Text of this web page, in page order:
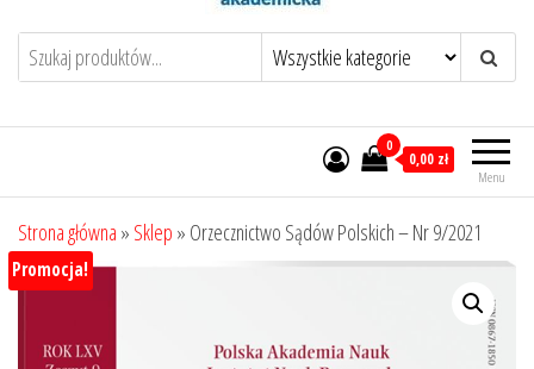
Menu
0
0,00 zł
Strona główna » Sklep » Orzecznictwo Sądów Polskich – Nr 9/2021
Promocja!